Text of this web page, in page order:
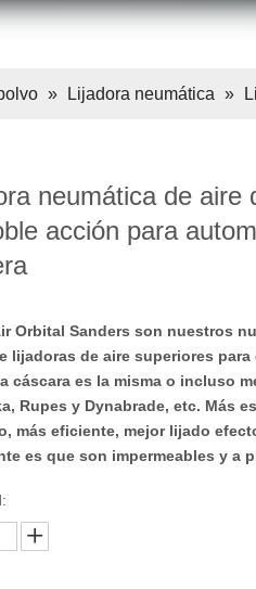
» Lijadora neumática »
neumática de aire
acción para
Orbital Sanders son nuestros
lijadoras de aire superiores para
cáscara es la misma o incluso
Rupes y Dynabrade, etc. Más
más eficiente, mejor lijado
es que son impermeables y a